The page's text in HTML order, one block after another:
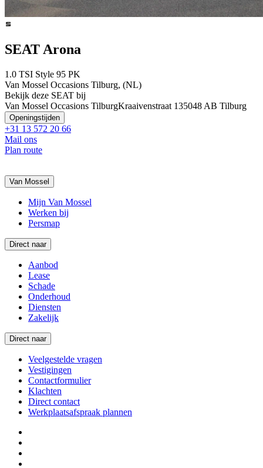
SEAT Arona
1.0 TSI Style 95 PK
Van Mossel Occasions Tilburg, (NL)
Bekijk deze SEAT bij
Van Mossel Occasions TilburgKraaivenstraat 135048 AB Tilburg
Openingstijden
+31 13 572 20 66
Mail ons
Plan route
Van Mossel
Mijn Van Mossel
Werken bij
Persmap
Direct naar
Aanbod
Lease
Schade
Onderhoud
Diensten
Zakelijk
Direct naar
Veelgestelde vragen
Vestigingen
Contactformulier
Klachten
Direct contact
Werkplaatsafspraak plannen